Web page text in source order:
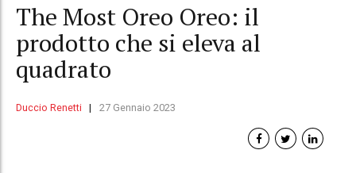
The Most Oreo Oreo: il
prodotto che si eleva al
quadrato
Duccio Renetti 27 Gennaio 2023